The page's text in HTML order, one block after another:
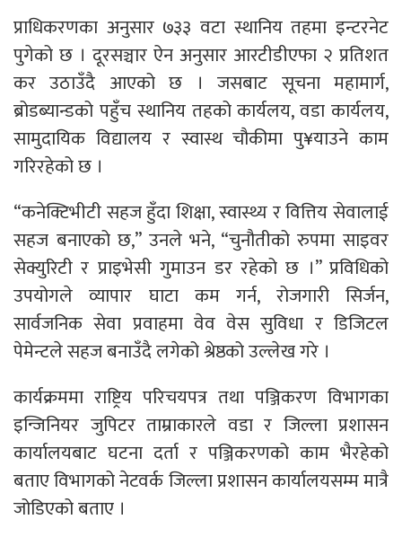
प्राधिकरणका अनुसार ७३३ वटा स्थानिय तहमा इन्टरनेट
पुगेको छ । दूरसञ्चार ऐन अनुसार आरटीडीएफा २ प्रतिशत
कर उठाउँदै आएको छ । जसबाट सूचना महामार्ग,
ब्रोडब्यान्डको पहुँच स्थानिय तहको कार्यलय, वडा कार्यलय,
सामुदायिक विद्यालय र स्वास्थ चौकीमा पु¥याउने काम
गरिरहेको छ ।
“कनेक्टिभीटी सहज हुँदा शिक्षा, स्वास्थ्य र वित्तिय सेवालाई
सहज बनाएको छ,” उनले भने, “चुनौतीको रुपमा साइवर
सेक्युरिटी र प्राइभेसी गुमाउन डर रहेको छ ।” प्रविधिको
उपयोगले व्यापार घाटा कम गर्न, रोजगारी सिर्जन,
सार्वजनिक सेवा प्रवाहमा वेव वेस सुविधा र डिजिटल
पेमेन्टले सहज बनाउँदै लगेको श्रेष्ठको उल्लेख गरे ।
कार्यक्रममा राष्ट्रिय परिचयपत्र तथा पञ्जिकरण विभागका
इन्जिनियर जुपिटर ताम्राकारले वडा र जिल्ला प्रशासन
कार्यालयबाट घटना दर्ता र पञ्जिकरणको काम भैरहेको
बताए विभागको नेटवर्क जिल्ला प्रशासन कार्यालयसम्म मात्रै
जोडिएको बताए ।